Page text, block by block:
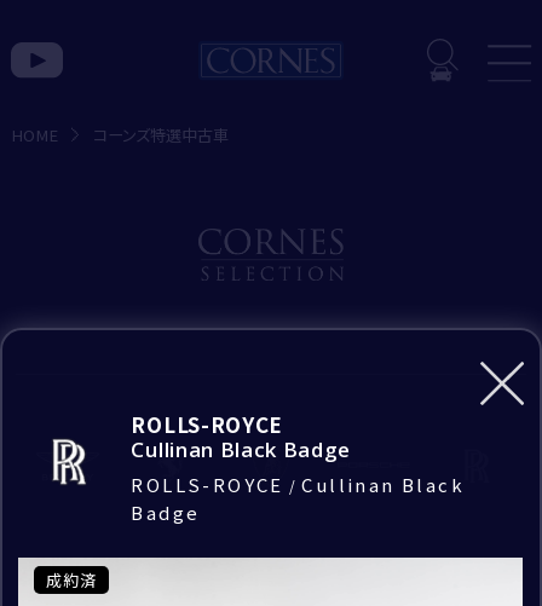
CORNES MOMENT
CONECO
HOME コーンズ特選中古車
ズ
車
Bentley
Lamborghini
Rolls-Royce
ROLLS-ROYCE
Cullinan Black Badge
ROLLS-ROYCE /Cullinan Black
Badge
成約済
成約済
成約済
成約済
成約済
成約済
成約済
成約済
成約済
成約済
成約済
成約済
成約済
成約済
成約済
成約済
成約済
成約済
成約済
成約済
成約済
成約済
成約済
成約済
成約済
成約済
成約済
成約済
｢*｣は必須項目です。
必ずご入力をお願いいたします。
入力内容の確認
入力内容を確認し、間違いがなければ
お問い合わせ種別
Rolls-Royce
お問い合わせの店舗
ロールス・ロイス・モーター・カーズ東京